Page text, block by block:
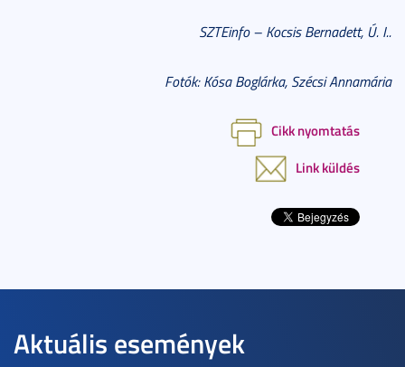
SZTEinfo – Kocsis Bernadett, Ú. I..
Fotók: Kósa Boglárka, Szécsi Annamária
Cikk nyomtatás
Link küldés
Aktuális események